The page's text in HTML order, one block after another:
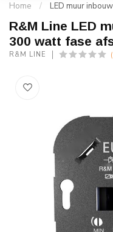
Home / LED muur
R&M Line LED
300 watt fase
R&M LINE